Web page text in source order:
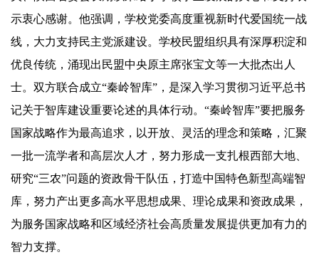
示衷心感谢。他强调，学校党委高度重视新时代爱国统一战
线，大力支持民主党派建设。学校民盟组织具有深厚积淀和
优良传统，涌现出民盟中央原主席张宝文等一大批杰出人
士。双方联合成立“秦岭智库”，是深入学习贯彻习近平总书
记关于智库建设重要论述的具体行动。“秦岭智库”要把服务
国家战略作为最高追求，以开放、灵活的理念和策略，汇聚
一批一流学者和高层次人才，努力形成一支扎根西部大地、
研究“三农”问题的资政骨干队伍，打造中国特色新型高端智
库，努力产出更多高水平思想成果、理论成果和资政成果，
为服务国家战略和区域经济社会高质量发展提供更加有力的
智力支撑。